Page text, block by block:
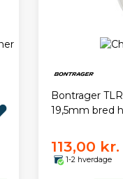
Bontrager
19,5mm bred
113,00 kr.
1-2 hverdage